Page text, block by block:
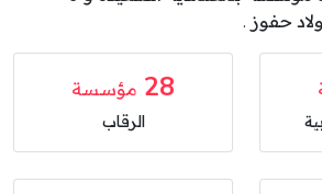
حفوز .
28 مؤسسة
الرقاب